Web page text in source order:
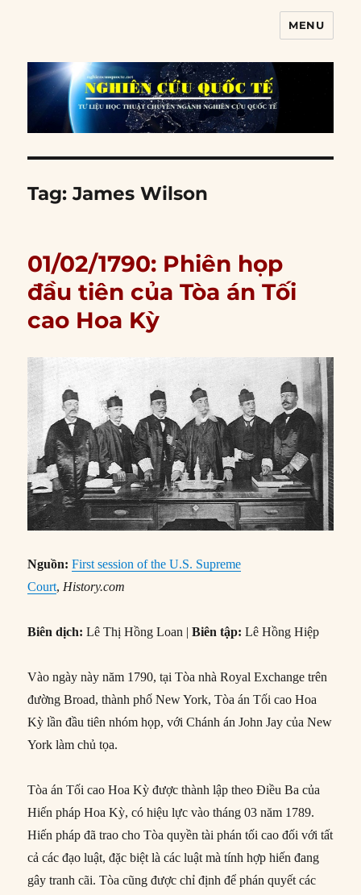
MENU
Tag:James Wilson
01/02/1790: Phiên họp
đầu tiên của Tòa án Tối
cao Hoa Kỳ
Nguồn: First session of the U.S. Supreme
Court, History.com
Biên dịch: Lê Thị Hồng Loan |Biên tập:Lê Hồng Hiệp
Vào ngày này năm 1790, tại Tòa nhà Royal Exchange trên
đường Broad, thành phố New York, Tòa án Tối cao Hoa
Kỳ lần đầu tiên nhóm họp, với Chánh án John Jay của New
York làm chủ tọa.
Tòa án Tối cao Hoa Kỳ được thành lập theo Điều Ba của
Hiến pháp Hoa Kỳ, có hiệu lực vào tháng 03 năm 1789.
Hiến pháp đã trao cho Tòa quyền tài phán tối cao đối với tất
cả các đạo luật, đặc biệt là các luật mà tính hợp hiến đang
gây tranh cãi. Tòa cũng được chỉ định để phán quyết các